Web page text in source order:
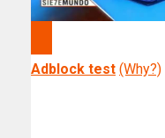
Adblock test (Why?)